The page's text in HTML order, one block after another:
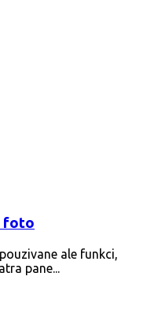
foto
ale funkci,
pane...